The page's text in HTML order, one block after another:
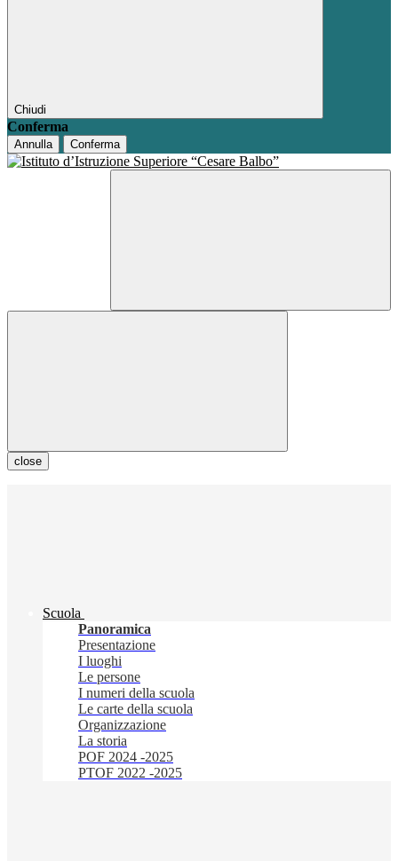
Chiudi
Conferma
Annulla Conferma
close
Scuola
Panoramica
Presentazione
I luoghi
Le persone
I numeri della scuola
Le carte della scuola
Organizzazione
La storia
POF 2024 -2025
PTOF 2022 -2025